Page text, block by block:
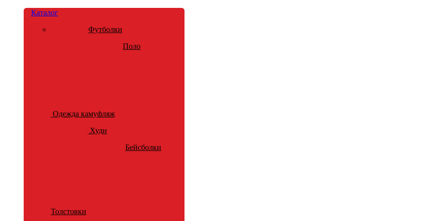
Каталог
Футболки
Поло
Одежда камуфляж
Худи
Бейсболки
Толстовки